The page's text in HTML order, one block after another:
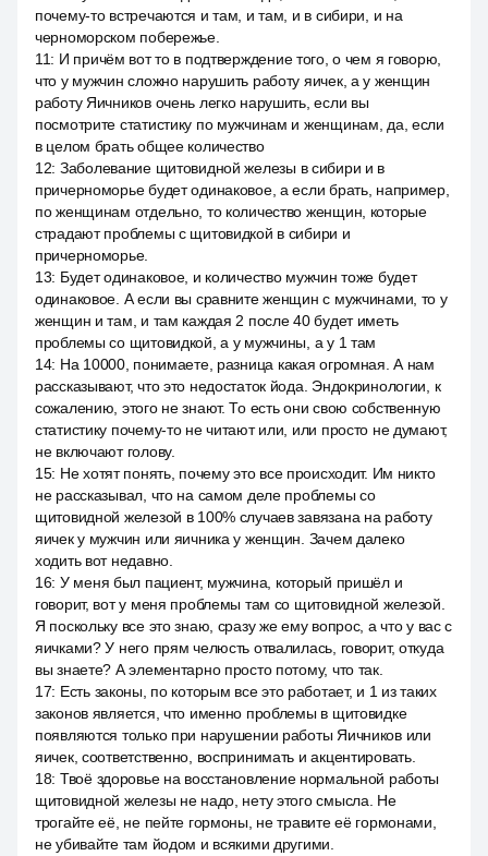
почему-то встречаются и там, и там, и в сибири, и на
черноморском побережье.
11: И причём вот то в подтверждение того, о чем я говорю,
что у мужчин сложно нарушить работу яичек, а у женщин
работу Яичников очень легко нарушить, если вы
посмотрите статистику по мужчинам и женщинам, да, если
в целом брать общее количество
12: Заболевание щитовидной железы в сибири и в
причерноморье будет одинаковое, а если брать, например,
по женщинам отдельно, то количество женщин, которые
страдают проблемы с щитовидкой в сибири и
причерноморье.
13: Будет одинаковое, и количество мужчин тоже будет
одинаковое. А если вы сравните женщин с мужчинами, то у
женщин и там, и там каждая 2 после 40 будет иметь
проблемы со щитовидкой, а у мужчины, а у 1 там
14: На 10000, понимаете, разница какая огромная. А нам
рассказывают, что это недостаток йода. Эндокринологии, к
сожалению, этого не знают. То есть они свою собственную
статистику почему-то не читают или, или просто не думают,
не включают голову.
15: Не хотят понять, почему это все происходит. Им никто
не рассказывал, что на самом деле проблемы со
щитовидной железой в 100% случаев завязана на работу
яичек у мужчин или яичника у женщин. Зачем далеко
ходить вот недавно.
16: У меня был пациент, мужчина, который пришёл и
говорит, вот у меня проблемы там со щитовидной железой.
Я поскольку все это знаю, сразу же ему вопрос, а что у вас с
яичками? У него прям челюсть отвалилась, говорит, откуда
вы знаете? А элементарно просто потому, что так.
17: Есть законы, по которым все это работает, и 1 из таких
законов является, что именно проблемы в щитовидке
появляются только при нарушении работы Яичников или
яичек, соответственно, воспринимать и акцентировать.
18: Твоё здоровье на восстановление нормальной работы
щитовидной железы не надо, нету этого смысла. Не
трогайте её, не пейте гормоны, не травите её гормонами,
не убивайте там йодом и всякими другими.